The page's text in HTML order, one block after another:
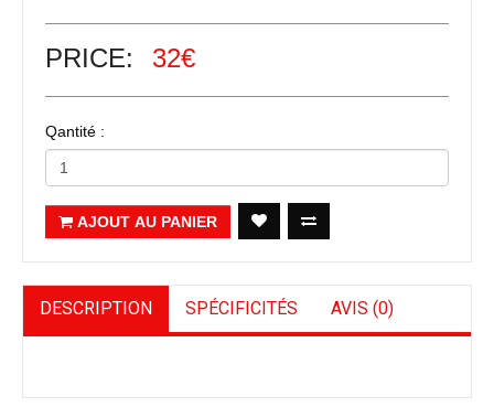
PRICE: 32€
Qantité :
AJOUT AU PANIER
DESCRIPTION SPÉCIFICITÉS AVIS (0)